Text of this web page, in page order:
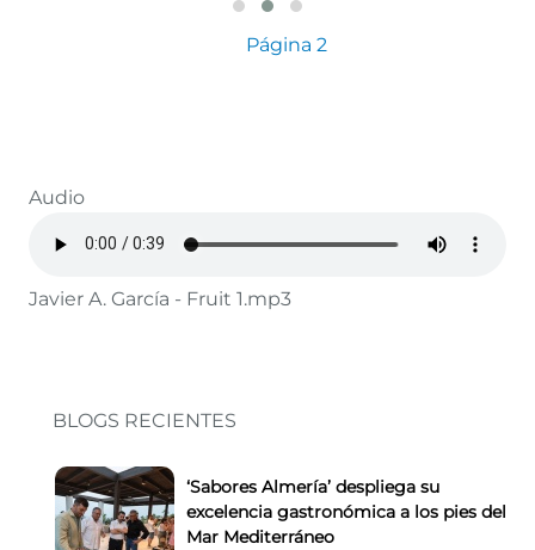
Página anterior
Página 2
Audio
Javier A. García - Fruit 1.mp3
BLOGS RECIENTES
‘Sabores Almería’ despliega su
excelencia gastronómica a los pies del
Mar Mediterráneo